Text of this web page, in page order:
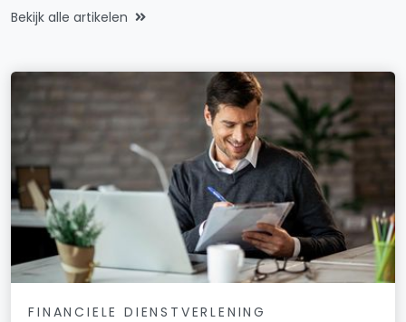
Bekijk alle artikelen
FINANCIELE DIENSTVERLENING